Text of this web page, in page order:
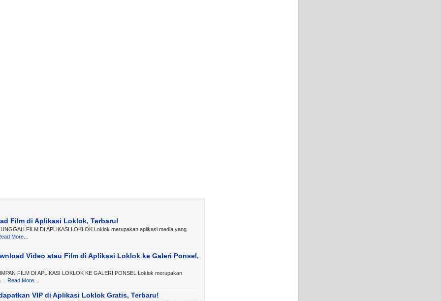
Film di Aplikasi Loklok, Terbaru!
FILM DI APLIKASI LOKLOK Loklok merupakan aplikasi media yang
More...
Video atau Film di Aplikasi Loklok ke Galeri Ponsel,
FILM DI APLIKASI LOKLOK KE GALERI PONSEL Loklok merupakan
Read More...
VIP di Aplikasi Loklok Gratis, Terbaru!